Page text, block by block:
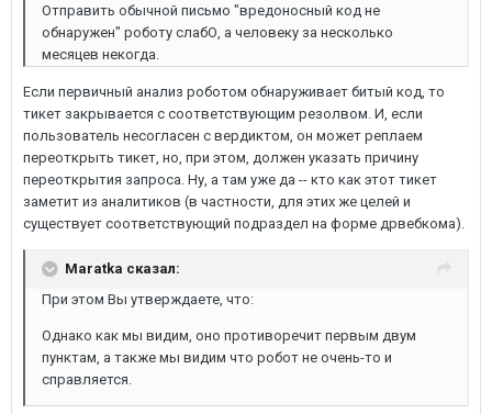
Отправить обычной письмо "вредоносный код не
обнаружен" роботу слабО, а человеку за несколько
месяцев некогда.
Если первичный анализ роботом обнаруживает битый код, то
тикет закрывается с соответствующим резолвом. И, если
пользователь несогласен с вердиктом, он может реплаем
переоткрыть тикет, но, при этом, должен указать причину
переоткрытия запроса. Ну, а там уже да -- кто как этот тикет
заметит из аналитиков (в частности, для этих же целей и
существует соответствующий подраздел на форме дрвебкома).
Maratka сказал:
При этом Вы утверждаете, что:
Однако как мы видим, оно противоречит первым двум
пунктам, а также мы видим что робот не очень-то и
справляется.